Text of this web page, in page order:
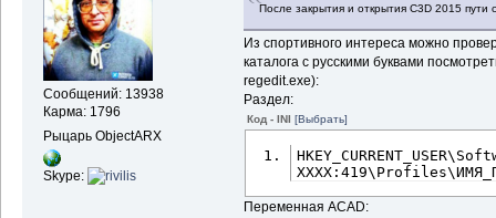
Сообщений: 13938
Карма: 1796
Рыцарь ObjectARX
Skype:
После закрытия и открытия C3D 2015 пути
Из спортивного интереса можно
каталога с русскими буквами
regedit.exe):
Раздел:
Код - INI [Выбрать]
XXXX:419
Переменная ACAD: